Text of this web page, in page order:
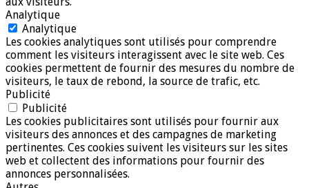
Analytique
Analytique
Les cookies analytiques sont utilisés pour comprendre
comment les visiteurs interagissent avec le site web. Ces
cookies permettent de fournir des mesures du nombre de
visiteurs, le taux de rebond, la source de trafic, etc.
Publicité
Publicité
Les cookies publicitaires sont utilisés pour fournir aux
visiteurs des annonces et des campagnes de marketing
pertinentes. Ces cookies suivent les visiteurs sur les sites
web et collectent des informations pour fournir des
annonces personnalisées.